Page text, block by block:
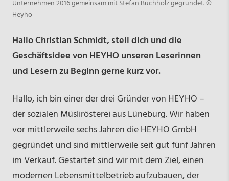
Unternehmen 2016 gemeinsam mit Stefan Buchholz gegründet. ©
Heyho
Hallo Christian Schmidt, stell dich und die
Geschäftsidee von HEYHO unseren Leserinnen
und Lesern zu Beginn gerne kurz vor.
Hallo, ich bin einer der drei Gründer von HEYHO –
der sozialen Müslirösterei aus Lüneburg. Wir haben
vor mittlerweile sechs Jahren die HEYHO GmbH
gegründet und sind mittlerweile seit gut fünf Jahren
im Verkauf. Gestartet sind wir mit dem Ziel, einen
modernen Lebensmittelbetrieb aufzubauen, der